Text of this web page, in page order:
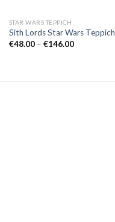
STAR WARS TEPPICH
Sith Lords Star Wars Teppich
€48.00 – €146.00Preisspanne: